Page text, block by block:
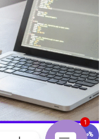
-90%
1